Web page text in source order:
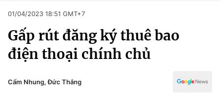
Chuyên mục
Chính trị
Xã hội
Pháp luật
Thể thao
Văn hóa - Giải trí
01/04/2023 18:51 GMT+7
Gấp rút đăng ký thuê bao
điện thoại chính chủ
Cẩm Nhung, Đức Thắng